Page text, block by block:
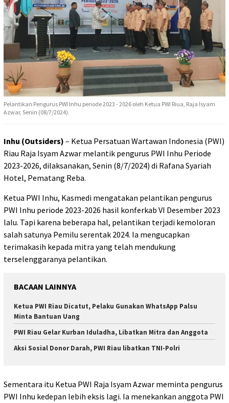
Pelantikan Pengurus PWI Inhu periode 2023 - 2026 oleh Ketua PWI Riua, Raja Isyam
Azwar, Senin (08/7/2024).
Inhu (Outsiders) – Ketua Persatuan Wartawan Indonesia (PWI)
Riau Raja Isyam Azwar melantik pengurus PWI Inhu Periode
2023-2026, dilaksanakan, Senin (8/7/2024) di Rafana Syariah
Hotel, Pematang Reba.
Ketua PWI Inhu, Kasmedi mengatakan pelantikan pengurus
PWI Inhu periode 2023-2026 hasil konferkab VI Desember 2023
lalu. Tapi karena beberapa hal, pelantikan terjadi kemoloran
salah satunya Pemilu serentak 2024. Ia mengucapkan
terimakasih kepada mitra yang telah mendukung
terselenggaranya pelantikan.
BACAAN LAINNYA
Ketua PWI Riau Dicatut, Pelaku Gunakan WhatsApp Palsu
Minta Bantuan Uang
PWI Riau Gelar Kurban Iduladha, Libatkan Mitra dan Anggota
Aksi Sosial Donor Darah, PWI Riau libatkan TNI-Polri
Sementara itu Ketua PWI Raja Isyam Azwar meminta pengurus
PWI Inhu kedepan lebih eksis lagi. Ia menekankan anggota PWI